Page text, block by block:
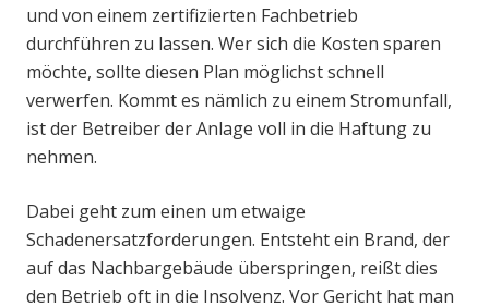
und von einem zertifizierten Fachbetrieb
durchführen zu lassen. Wer sich die Kosten sparen
möchte, sollte diesen Plan möglichst schnell
verwerfen. Kommt es nämlich zu einem Stromunfall,
ist der Betreiber der Anlage voll in die Haftung zu
nehmen.
Dabei geht zum einen um etwaige
Schadenersatzforderungen. Entsteht ein Brand, der
auf das Nachbargebäude überspringen, reißt dies
den Betrieb oft in die Insolvenz. Vor Gericht hat man